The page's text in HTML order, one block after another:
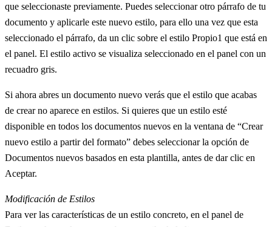
que seleccionaste previamente. Puedes seleccionar otro párrafo de tu
documento y aplicarle este nuevo estilo, para ello una vez que esta
seleccionado el párrafo, da un clic sobre el estilo Propio1 que está en
el panel. El estilo activo se visualiza seleccionado en el panel con un
recuadro gris.
Si ahora abres un documento nuevo verás que el estilo que acabas
de crear no aparece en estilos. Si quieres que un estilo esté
disponible en todos los documentos nuevos en la ventana de “Crear
nuevo estilo a partir del formato” debes seleccionar la opción de
Documentos nuevos basados en esta plantilla, antes de dar clic en
Aceptar.
Modificación de Estilos
Para ver las características de un estilo concreto, en el panel de